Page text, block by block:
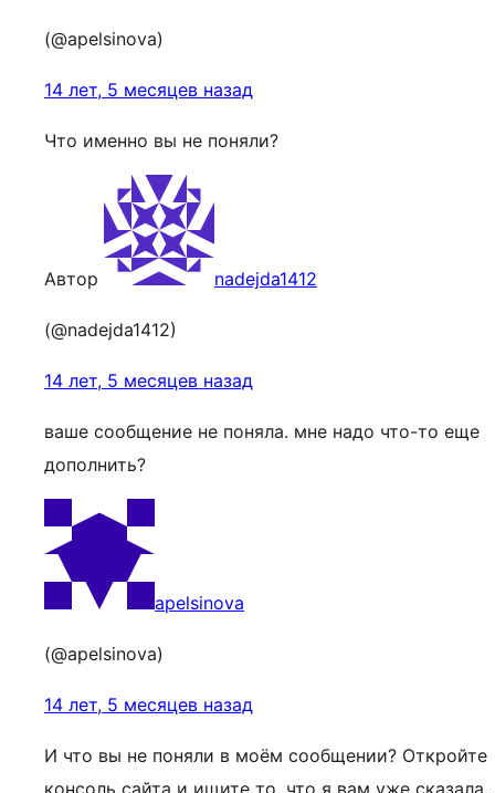
(@apelsinova)
14 лет, 5 месяцев назад
Что именно вы не поняли?
Автор nadejda1412
(@nadejda1412)
14 лет, 5 месяцев назад
ваше сообщение не поняла. мне надо что-то еще
дополнить?
apelsinova
(@apelsinova)
14 лет, 5 месяцев назад
И что вы не поняли в моём сообщении? Откройте
консоль сайта и ищите то, что я вам уже сказала.